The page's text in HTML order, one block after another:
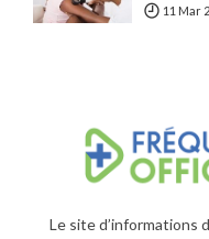
11 Mar
Le site d’informations